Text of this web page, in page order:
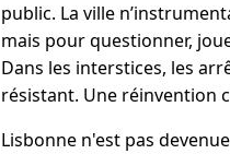
public. La ville
mais pour questionner,
Dans les interstices, les
résistant. Une réinvention
Lisbonne n'est pas